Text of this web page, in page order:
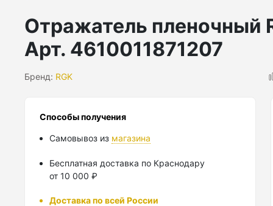
Отражатель пленочный
Арт. 4610011871207
Бренд: RGK
Способы получения
Самовывоз из магазина
Бесплатная доставка по Краснодару
от 10 000 ₽
Доставка по всей России